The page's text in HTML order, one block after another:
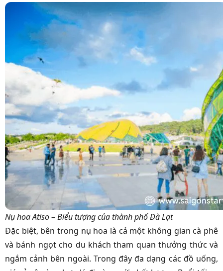
Nụ hoa Atiso – Biểu tượng của thành phố Đà Lạt
Đặc biệt, bên trong nụ hoa là cả một không gian cà phê
và bánh ngọt cho du khách tham quan thưởng thức và
ngắm cảnh bên ngoài. Trong đây đa dạng các đồ uống,